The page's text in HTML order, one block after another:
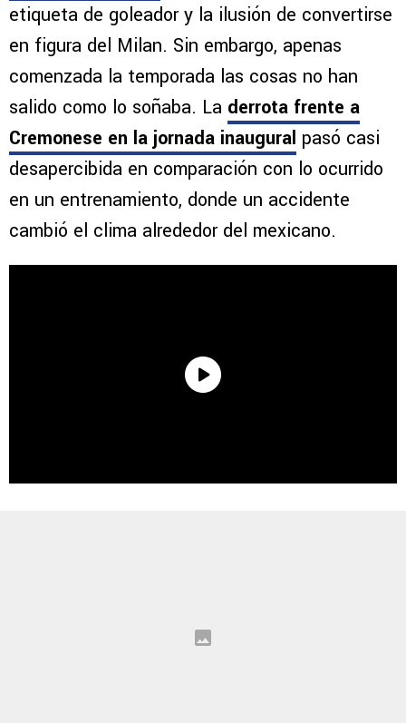
etiqueta de goleador y la ilusión de convertirse
en figura del Milan. Sin embargo, apenas
comenzada la temporada las cosas no han
salido como lo soñaba. La derrota frente a
Cremonese en la jornada inaugural pasó casi
desapercibida en comparación con lo ocurrido
en un entrenamiento, donde un accidente
cambió el clima alrededor del mexicano.